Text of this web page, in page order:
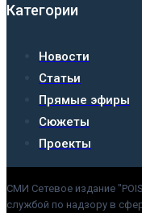
Категории
Новости
Статьи
Прямые эфиры
Сюжеты
Проекты
СМИ Сетевое издание
службой по надзору в